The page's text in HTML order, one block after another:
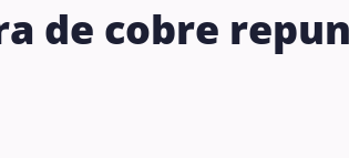
de cobre